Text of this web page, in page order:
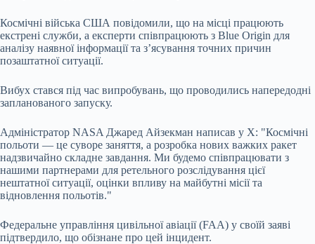
Космічні війська США повідомили, що на місці працюють
екстрені служби, а експерти співпрацюють з Blue Origin для
аналізу наявної інформації та з’ясування точних причин
позаштатної ситуації.
Вибух стався під час випробувань, що проводились напередодні
запланованого запуску.
Адміністратор NASA Джаред Айзекман написав у X: "Космічні
польоти — це суворе заняття, а розробка нових важких ракет
надзвичайно складне завдання. Ми будемо співпрацювати з
нашими партнерами для ретельного розслідування цієї
нештатної ситуації, оцінки впливу на майбутні місії та
відновлення польотів."
Федеральне управління цивільної авіації (FAA) у своїй заяві
підтвердило, що обізнане про цей інцидент.